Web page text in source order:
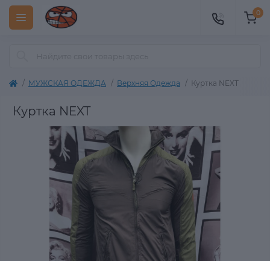
0
МУЖСКАЯ ОДЕЖДА Верхняя Одежда Куртка NEXT
Куртка NEXT